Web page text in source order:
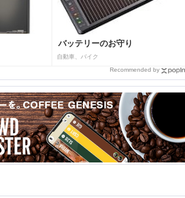
バッテリーのお守り
自動車、バイク
Recommended by